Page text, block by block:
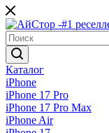
Каталог
iPhone
iPhone 17 Pro
iPhone 17 Pro Max
iPhone Air